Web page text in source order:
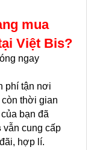
mua
Việt Bis?
ngay
phí tận nơi
còn thời gian
bạn đã
vẫn cung cấp
hợp lí.